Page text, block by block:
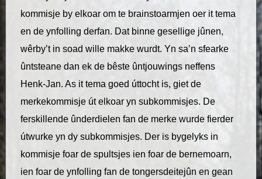
kommisje by elkoar om te brainstoarmjen oer it tema
en de ynfolling derfan. Dat binne gesellige jûnen,
wêrby’t in soad wille makke wurdt. Yn sa’n sfearke
ûntsteane dan ek de bêste ûntjouwings neffens
Henk-Jan. As it tema goed úttocht is, giet de
merkekommisje út elkoar yn subkommisjes. De
ferskillende ûnderdielen fan de merke wurde fierder
útwurke yn dy subkommisjes. Der is bygelyks in
kommisje foar de spultsjes ien foar de bernemoarn,
ien foar de ynfolling fan de tongersdeitejûn en gean